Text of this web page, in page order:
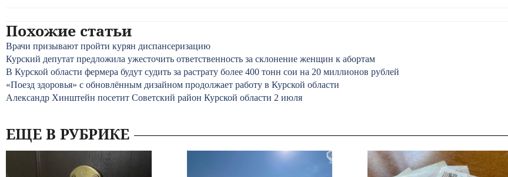
Похожие статьи
Врачи призывают пройти курян диспансеризацию
Курский депутат предложила ужесточить ответственность за склонение женщин к абортам
В Курской области фермера будут судить за растрату более 400 тонн сои на 20 миллионов рублей
«Поезд здоровья» с обновлённым дизайном продолжает работу в Курской области
Александр Хинштейн посетит Советский район Курской области 2 июля
ЕЩЕ В РУБРИКЕ